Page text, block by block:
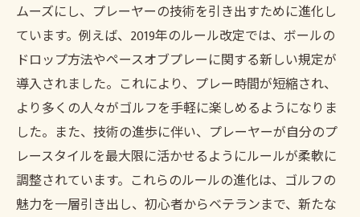
ムーズにし、プレーヤーの技術を引き出すために進化し
ています。例えば、2019年のルール改定では、ボールの
ドロップ方法やペースオブプレーに関する新しい規定が
導入されました。これにより、プレー時間が短縮され、
より多くの人々がゴルフを手軽に楽しめるようになりま
した。また、技術の進歩に伴い、プレーヤーが自分のプ
レースタイルを最大限に活かせるようにルールが柔軟に
調整されています。これらのルールの進化は、ゴルフの
魅力を一層引き出し、初心者からベテランまで、新たな